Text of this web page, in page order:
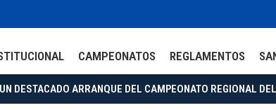
CAMPEONATOS REGLAMENTOS
DESTACADO ARRANQUE DEL CAMPEONATO REGIONAL